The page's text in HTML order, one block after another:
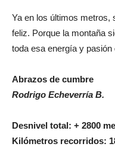
Ya en los últimos metros,
feliz. Porque la montaña
toda esa energía y pasión
Abrazos de cumbre
Rodrigo Echeverría B.
Desnivel total: + 2800
Kilómetros recorridos: